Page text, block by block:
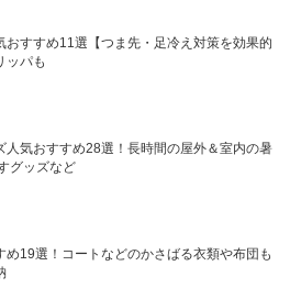
おすすめ11選【つま先・足冷え対策を効果的
ッパも
人気おすすめ28選！長時間の屋外＆室内の暑
グッズなど
め19選！コートなどのかさばる衣類や布団も